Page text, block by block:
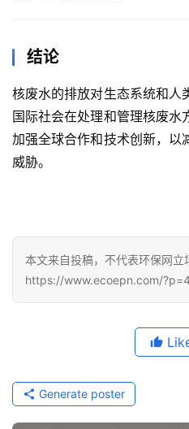
结论
核废水的排放对生态系统和人
国际社会在处理和管理核废水
加强全球合作和技术创新，以
威胁。
本文来自投稿，不代表环保网立
https://www.ecoepn.com/
Generate poster